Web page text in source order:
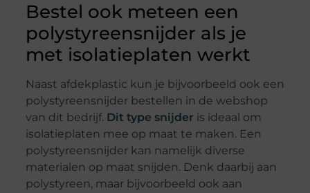
Bestel ook meteen een
polystyreensnijder als je
met isolatieplaten werkt
Naast afdekplastic kun je bijvoorbeeld ook een
polystyreensnijder bestellen in de webshop
van dit bedrijf. Dit type snijder is ideaal om
isolatieplaten mee op maat te maken. Een
polystyreensnijder kan namelijk diverse
materialen op maat snijden. Denk daarbij aan
polystyreen, maar bijvoorbeeld ook aan